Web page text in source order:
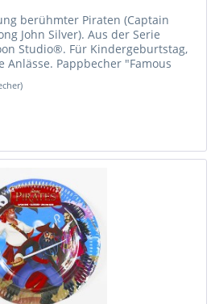
berühmter Piraten (Captain
John Silver). Aus der Serie
Studio®. Für Kindergeburtstag,
Pappbecher "Famous